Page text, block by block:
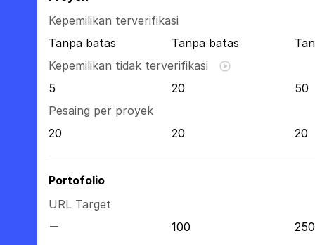
Kepemilikan terverifikasi
Tanpa batas
Tanpa batas
Kepemilikan tidak terverifikasi
5
20
50
Pesaing per proyek
20
20 20
Portofolio
URL Target
100
250